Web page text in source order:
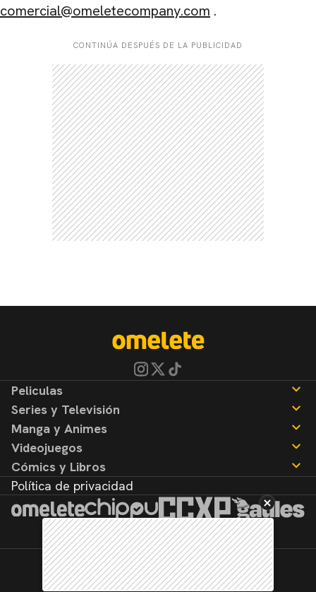
comercial@omeletecompany.com .
CONTINÚA DESPUÉS DE LA PUBLICIDAD
Peliculas
Noticias
Reseñas
Series y Televisión
Noticias
Reseñas
Manga y Animes
Noticias
Reseñas
Videojuegos
Noticias
Reseñas
Cómics y Libros
Noticias
Reseñas
Política de privacidad
©2026. Todos los derechos reservados.